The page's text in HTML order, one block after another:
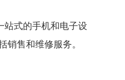
站式的手机和电子设
销售和维修服务。